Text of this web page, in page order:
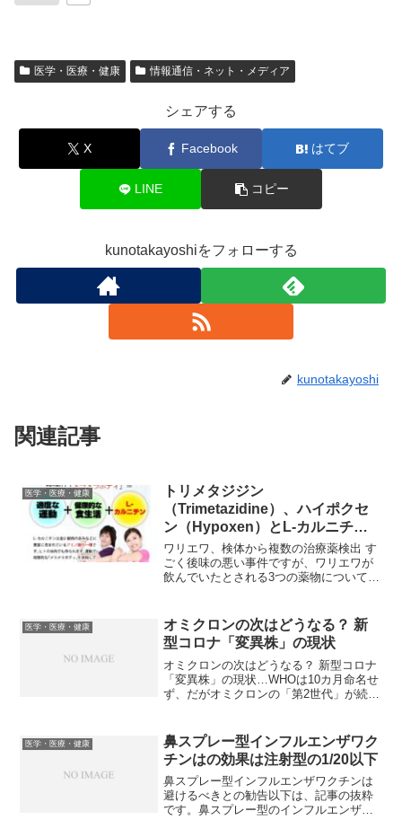
医学・医療・健康 情報通信・ネット・メディア
シェアする
X Facebook はてブ
LINE コピー
kunotakayoshiをフォローする
kunotakayoshi
関連記事
医学・医療・健康
トリメタジジン
（Trimetazidine）、ハイポクセ
ン（Hypoxen）とL-カルニチン
（L-Carnitine）
ワリエワ、検体から複数の治療薬検出 す
ごく後味の悪い事件ですが、ワリエワが
飲んでいたとされる3つの薬物について調
ュアスケート女子のカミラ・ワリエワ
（Kamila Vali...
医学・医療・健康
オミクロンの次はどうなる？ 新
型コロナ「変異株」の現状
オミクロンの次はどうなる？ 新型コロナ
「変異株」の現状…WHOは10カ月命名せ
ず、だがオミクロンの「第2世代」が続々
出現からまだ1年にも満たないオミクロン
株だが、新型...
医学・医療・健康
鼻スプレー型インフルエンザワク
チンはの効果は注射型の1/20以下
鼻スプレー型インフルエンザワクチンは
避けるべきとの勧告以下は、記事の抜粋
です。鼻スプレー型のインフルエンザワ